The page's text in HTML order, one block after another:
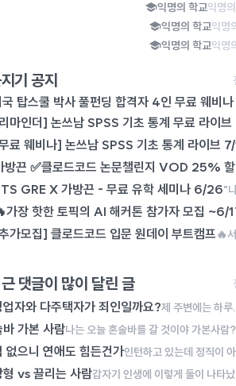
익명의 학교익명
익명의 학교익명
익명의 학교익명
궁금함 미용실에서 직원이 아닌 원장이 머리를 자른다고 가격을 더 받는 이유가 뭐임? 여러군데에서 머리를 잘라보지는 않았지만 원장이 자른다고 머리를 더 훌륭하게 자르는 것도 아니던데, 무슨 자신감으로 가격을 더 받는거지? 난 모르겠는데 사장이나 원장이 손님을 응대한다고 가격을 더 받는 다른 직업이 있나???? 0
사람 vs 좋아해주는 사람 나는 너무나 전자..인게 문제인거같아 아니 나는 이상형이 좀 상견례 안 프리패스 상이거든 성격도 좀 돌아있고 나를 덜 좋아해야 (안 좋아하면 또.. 안 됨.) 끌려 근데 나는 나이가 있는 편이라서 그런지 요새 나를 되게열심히 좋아해주는 사람이 있어서 이젠 좀 그런걸 다 포기하고.. 만나봐야하나 싶어 나는 나를 좋아해주는 사람이랑은 이주이상 사겨본적은 없거든? 혹시.. 한달이나 그 이상 만나면 처음보다 마음이 커질까?? 그동안 길게 사귄 사람들은 항상 내가열심히 노력해서 사귄 경우였어 지금은 일단 노력을 할 에너지가 없고 노력할만큼 아주크게 반한 사람도 없어서 그게 문제야 0
스쿨 박사 풀펀딩 합격자 4인 무료 웨비나 8월
칠사람..없니..서울이야 0
다들 몇학기 남았어?ㅠ 나는 이제 다음학기면 끝나는데 넘 힘들당ㅜ
기 공지
국 탑스쿨 박사 풀펀딩 합격자 4인 무료 웨비
마인더] 논쓰남 SPSS 기초 통계 무료 라이브
료 웨비나] 논쓰남 SPSS 기초 통계 라이브
방끈 ✅클로드코드 논문챌린지 VOD 25%
GRE X 가방끈 - 무료 유학 세미나 6/26
가장 핫한 토픽의 AI 해커톤 참가자 모집 ~6/
가모집] 클로드코드 입문 원데이 부트캠프
국 TOP 대학 박사과정, 어떻게 준비해야 할까
댓글이 많이 달린 글
업자와 다주택자가 죄인일까요? 제 주변에는 하루에 최소 15시간, 많게는 19시간을 자기 몸과 영혼을 갈아서 자영업에 종사하는 이웃들이 있습니다. 이 분들은 순수 마진이라도 건지기 위해서 하루에 최소한 이 정도는 일해야 하고, 월 매출 6,000만 원을 넘기지 못하면 아르바이트생 월급도 주지 못하고 유지보수비에도 투자하지 못합니다. 그렇다보니 이 분들은 남녀 할 것 없이 1년에 쉬는 날이 1월 첫 날, 설날 당일, 추석 당일 밖에 없다고 이야기합니다. 그런데 과거 정부에서는 이 분들이 벌어들인 소득에 불필요하게 세금을 매기려 했고, 최저 시급도 너무 많이 올려서 코로나19 시기에는 이 분들이 애써 일구어
바 가본 사람
없으니 연애도 힘든건가
형 vs 끌리는 사람